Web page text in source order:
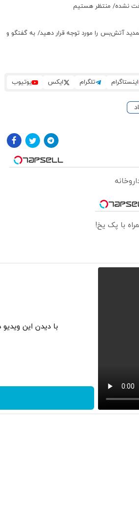
نشده/ منتظر هستیم
آتش‌بس را مورد توجه قرار دهید/ به گفتگو و
اینستاگرام تلگرام ایکس یوتیوب
با پک یخ!
با دیدن این